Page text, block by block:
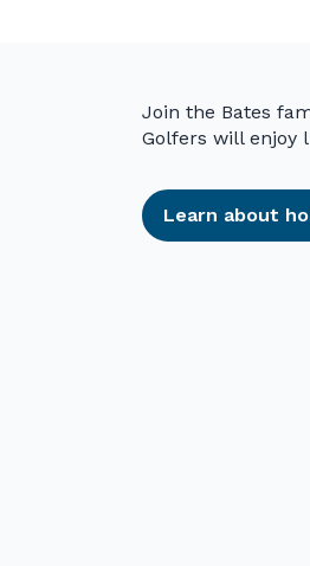
Join the Bates
Golfers will enjoy
Learn about